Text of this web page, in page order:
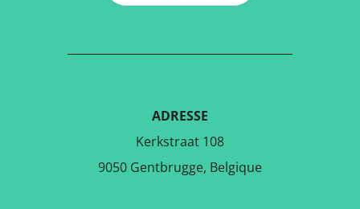
ADRESSE
Kerkstraat 108
9050 Gentbrugge, Belgique